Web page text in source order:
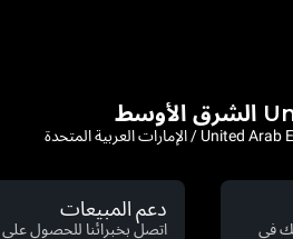
في
دعم المبيعات
اتصل بخبرائنا للحصول على